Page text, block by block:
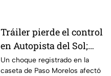
Tráiler pierde el control
en Autopista del Sol;
fallece una persona
Un choque registrado en la
caseta de Paso Morelos afectó